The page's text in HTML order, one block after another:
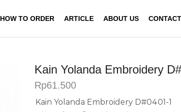
HOW TO ORDER ARTICLE ABOUT US
Kain Yolanda Embroidery
Rp61.500
Kain Yolanda Embroidery D#0401-1